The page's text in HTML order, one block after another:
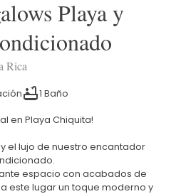
Playa y
Rica
1 Baño
en Playa Chiquita!
el lujo de nuestro encantador
espacio con acabados de
este lugar un toque moderno y